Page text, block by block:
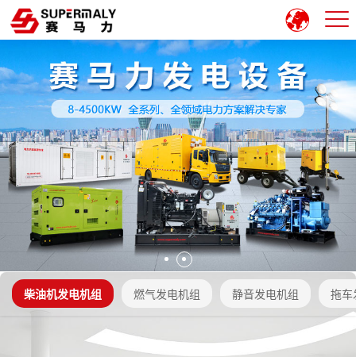
柴油机发电机组 燃气发电机组 静音发电机组 拖车